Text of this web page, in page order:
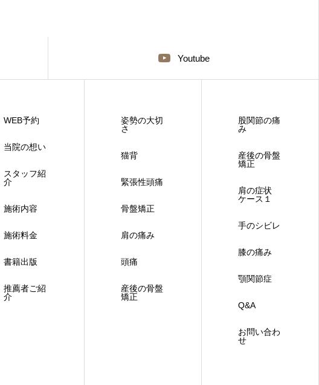
Youtube
WEB予約
当院の想い
スタッフ紹
介
施術内容
施術料金
書籍出版
推薦者ご紹
介
姿勢の大切
さ
猫背
緊張性頭痛
骨盤矯正
肩の痛み
頭痛
産後の骨盤
矯正
股関節の痛
み
産後の骨盤
矯正
肩の症状
ケース１
手のシビレ
膝の痛み
顎関節症
Q&A
お問い合わ
せ